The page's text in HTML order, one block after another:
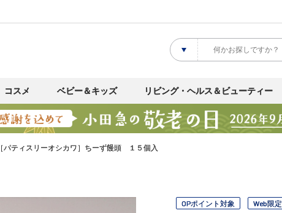
コスメ ベビー＆キッズ リビング・ヘルス＆ビューティー
［パティスリーオシカワ］ちーず饅頭 １５個入
OPポイント対象 Web限定